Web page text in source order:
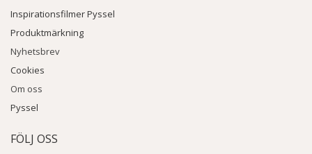
Inspirationsfilmer Pyssel
Produktmärkning
Nyhetsbrev
Cookies
Om oss
Pyssel
FÖLJ OSS